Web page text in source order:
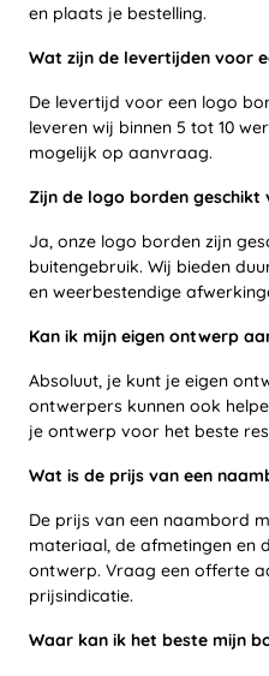
en plaats je bestelling.
Wat zijn de levertijden voor
De levertijd voor een logo
leveren wij binnen 5 tot 10
mogelijk op aanvraag.
Zijn de logo borden geschikt
Ja, onze logo borden zijn
buitengebruik. Wij bieden
en weerbestendige
Kan ik mijn eigen ontwerp
Absoluut, je kunt je eigen
ontwerpers kunnen ook
je ontwerp voor het beste
Wat is de prijs van een
De prijs van een naambord
materiaal, de afmetingen en
ontwerp. Vraag een offerte
prijsindicatie.
Waar kan ik het beste mijn